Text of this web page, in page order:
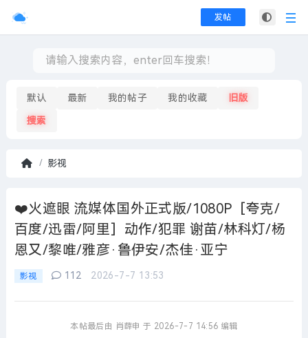
发帖
默认 最新 我的帖子 我的收藏 旧版
搜索
页
影视
❤️火遮眼 流媒体国外正式版/1080P［夸克/
百度/迅雷/阿里］动作/犯罪 谢苗/林科灯/杨
恩又/黎唯/雅彦·鲁伊安/杰佳·亚宁
影视 112 2026-7-7 13:53
本帖最后由 肖薛申 于 2026-7-7 14:56 编辑